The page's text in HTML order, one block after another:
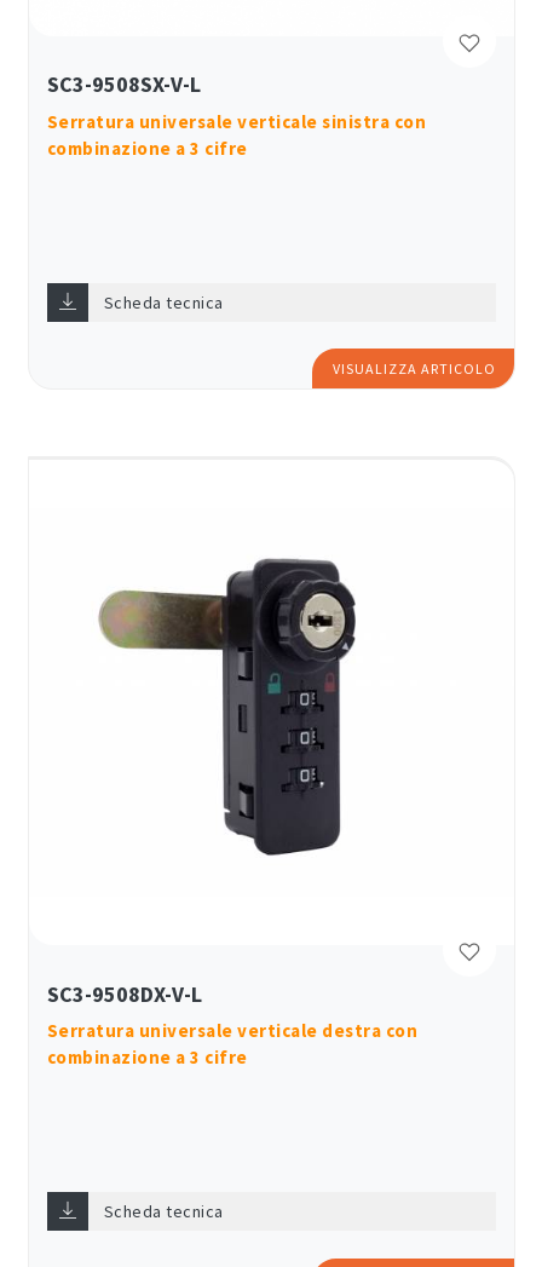
SC3-9508SX-V-L
Serratura universale verticale sinistra con
combinazione a 3 cifre
Scheda tecnica
VISUALIZZA ARTICOLO
SC3-9508DX-V-L
Serratura universale verticale destra con
combinazione a 3 cifre
Scheda tecnica